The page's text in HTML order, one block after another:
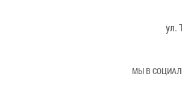
ул.
МЫ В